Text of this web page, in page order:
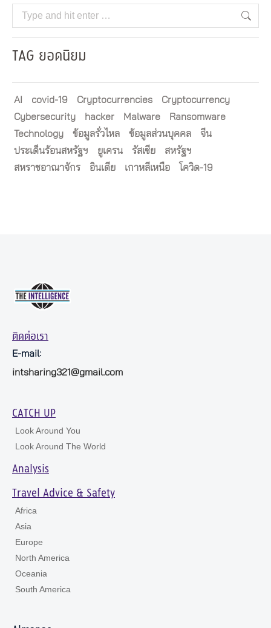
Search:
TAG ยอดนิยม
AI covid-19 Cryptocurrencies
Cryptocurrency
Cybersecurity
hacker Malware
Ransomware
Technology
ข้อมูลรั่วไหล ข้อมูลส่วนบุคคล
จีน
ประเด็นร้อนสหรัฐฯ
ยูเครน รัสเซีย
สหรัฐฯ
สหราชอาณาจักร
อินเดีย เกาหลีเหนือ โควิด-19
ติดต่อเรา
E-mail:
intsharing321@gmail.com
CATCH UP
Look Around You
Look Around The World
Analysis
Travel Advice & Safety
Africa
Asia
Europe
North America
Oceania
South America